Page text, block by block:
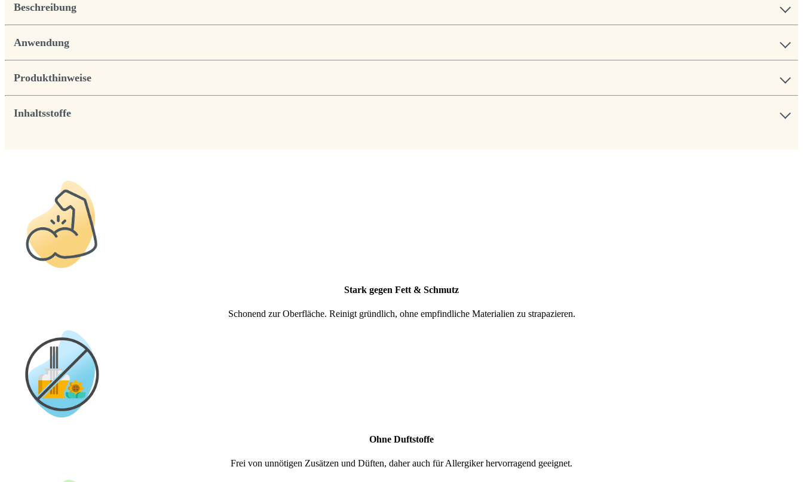
Beschreibung
Anwendung
Produkthinweise
Inhaltsstoffe
Stark gegen Fett & Schmutz
Schonend zur Oberfläche. Reinigt gründlich, ohne empfindliche Materialien zu strapazieren.
Ohne Duftstoffe
Frei von unnötigen Zusätzen und Düften, daher auch für Allergiker hervorragend geeignet.